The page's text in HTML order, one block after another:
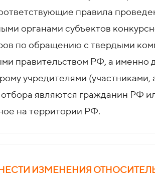
правила
органами субъектов
по обращению с твердыми
правительством РФ, а именно
учредителями
отбора являются гражданин РФ
на территории РФ.
ИЗМЕНЕНИЯ